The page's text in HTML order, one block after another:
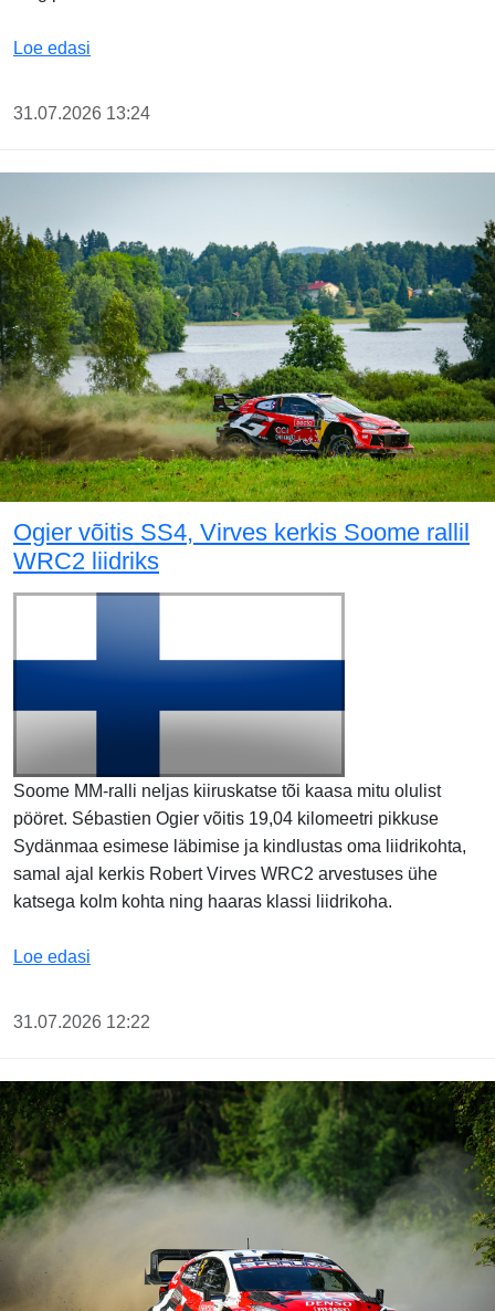
Loe edasi
31.07.2026 13:24
Ogier võitis SS4, Virves kerkis Soome rallil
WRC2 liidriks
Soome MM-ralli neljas kiiruskatse tõi kaasa mitu olulist
pööret. Sébastien Ogier võitis 19,04 kilomeetri pikkuse
Sydänmaa esimese läbimise ja kindlustas oma liidrikohta,
samal ajal kerkis Robert Virves WRC2 arvestuses ühe
katsega kolm kohta ning haaras klassi liidrikoha.
Loe edasi
31.07.2026 12:22